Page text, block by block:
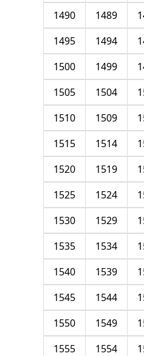
1489
1490
1494
1495
1499
1500
1504
1505
1509
1510
1514
1515
1519
1520
1524
1525
1529
1530
1534
1535
1539
1540
1544
1545
1549
1550
1554
1555